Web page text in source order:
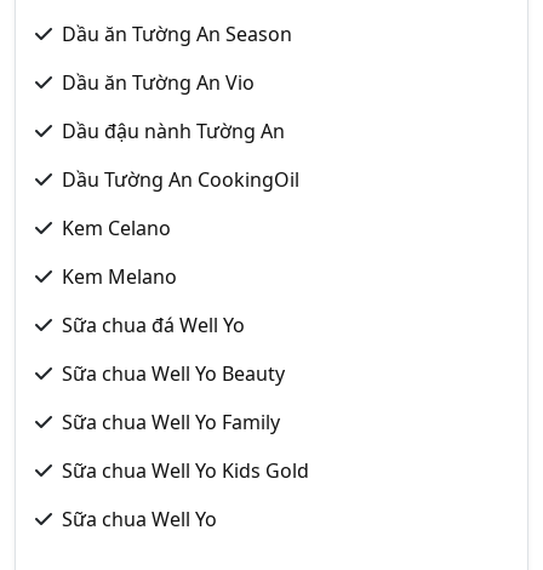
Dầu ăn Tường An Season
Dầu ăn Tường An Vio
Dầu đậu nành Tường An
Dầu Tường An CookingOil
Kem Celano
Kem Melano
Sữa chua đá Well Yo
Sữa chua Well Yo Beauty
Sữa chua Well Yo Family
Sữa chua Well Yo Kids Gold
Sữa chua Well Yo